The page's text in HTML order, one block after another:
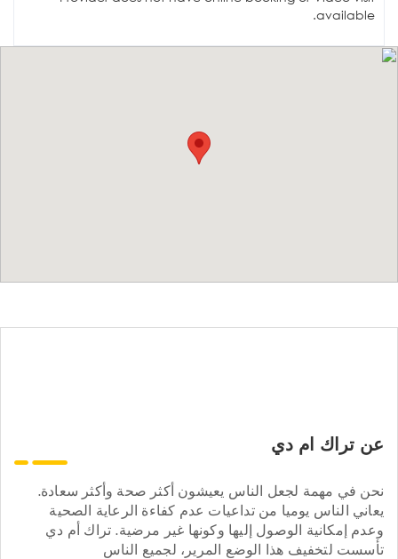
available.
عن تراك ام دي
نحن في مهمة لجعل الناس يعيشون أكثر صحة وأكثر سعادة.
يعاني الناس يوميا من تداعيات عدم كفاءة الرعاية الصحية
وعدم إمكانية الوصول إليها وكونها غير مرضية. تراك أم دي
تأسست لتخفيف هذا الوضع المرير، لجميع الناس